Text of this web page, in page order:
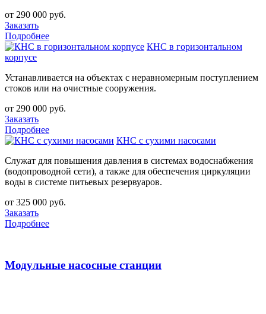
от 290 000 руб.
Заказать
Подробнее
КНС в горизонтальном
корпусе
Устанавливается на объектах с неравномерным поступлением
стоков или на очистные сооружения.
от 290 000 руб.
Заказать
Подробнее
КНС с сухими насосами
Служат для повышения давления в системах водоснабжения
(водопроводной сети), а также для обеспечения циркуляции
воды в системе питьевых резервуаров.
от 325 000 руб.
Заказать
Подробнее
Модульные насосные станции